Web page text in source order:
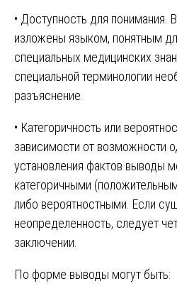
• Доступность для
изложены языком, понятным
специальных медицинских
специальной терминологии
разъяснение.
• Категоричность или
зависимости от возможности
установления фактов выводы
категоричными
либо вероятностными. Если
неопределенность, следует
заключении.
По форме выводы могут быть: